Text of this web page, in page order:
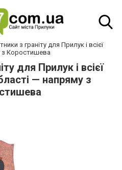
з граніту для Прилук і всієї
з Коростишева
для Прилук і всієї
— напряму з